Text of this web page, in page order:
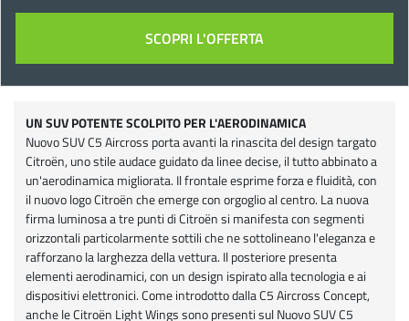
UN SUV POTENTE SCOLPITO PER L'AERODINAMICA
Nuovo SUV C5 Aircross porta avanti la rinascita del design targato
Citroën, uno stile audace guidato da linee decise, il tutto abbinato a
un'aerodinamica migliorata. Il frontale esprime forza e fluidità, con
il nuovo logo Citroën che emerge con orgoglio al centro. La nuova
firma luminosa a tre punti di Citroën si manifesta con segmenti
orizzontali particolarmente sottili che ne sottolineano l'eleganza e
rafforzano la larghezza della vettura. Il posteriore presenta
elementi aerodinamici, con un design ispirato alla tecnologia e ai
dispositivi elettronici. Come introdotto dalla C5 Aircross Concept,
anche le Citroën Light Wings sono presenti sul Nuovo SUV C5